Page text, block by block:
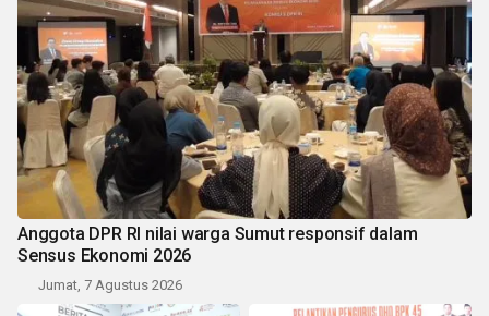
Anggota DPR RI nilai warga Sumut responsif dalam
Sensus Ekonomi 2026
Jumat, 7 Agustus 2026